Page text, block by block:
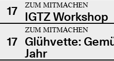
17
ZUM MITMACHEN
IGTZ Workshop
17
ZUM MITMACHEN
Glühvette:
Jahr